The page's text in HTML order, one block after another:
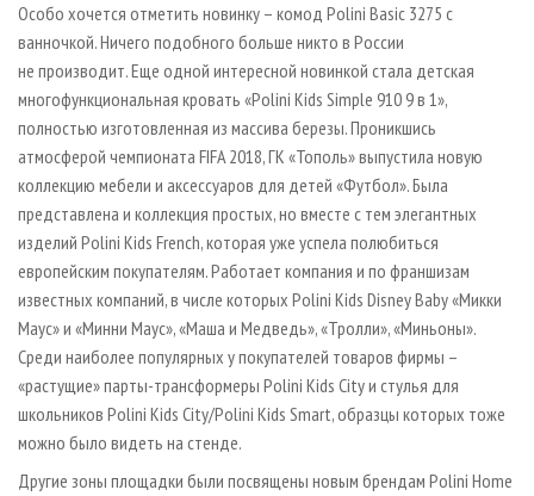
Особо хочется отметить новинку – комод Polini Basic 3275 c
ванночкой. Ничего подобного больше никто в России
не производит. Еще одной интересной новинкой стала детская
многофункциональная кровать «Polini Kids Simple 910 9 в 1»,
полностью изготовленная из массива березы. Проникшись
атмосферой чемпионата FIFA 2018, ГК «Тополь» выпустила новую
коллекцию мебели и аксессуаров для детей «Футбол». Была
представлена и коллекция простых, но вместе с тем элегантных
изделий Polini Kids French, которая уже успела полюбиться
европейским покупателям. Работает компания и по франшизам
известных компаний, в числе которых Polini Kids Disney Baby «Микки
Маус» и «Минни Маус», «Маша и Медведь», «Тролли», «Миньоны».
Среди наиболее популярных у покупателей товаров фирмы –
«растущие» парты-трансформеры Polini Kids City и стулья для
школьников Polini Kids City/Polini Kids Smart, образцы которых тоже
можно было видеть на стенде.
Другие зоны площадки были посвящены новым брендам Polini Home